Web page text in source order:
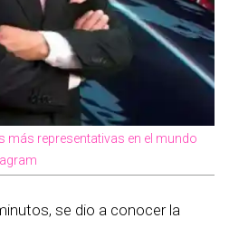
más representativas en el mundo
se dio a conocer la